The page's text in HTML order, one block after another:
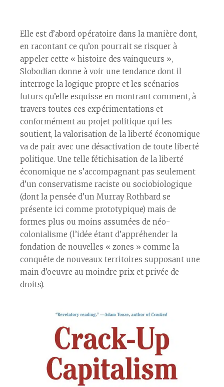
Elle est d’abord opératoire dans la manière dont,
en racontant ce qu’on pourrait se risquer à
appeler cette « histoire des vainqueurs »,
Slobodian donne à voir une tendance dont il
interroge la logique propre et les scénarios
futurs qu’elle esquisse en montrant comment, à
travers toutes ces expérimentations et
conformément au projet politique qui les
soutient, la valorisation de la liberté économique
va de pair avec une désactivation de toute liberté
politique. Une telle fétichisation de la liberté
économique ne s’accompagnant pas seulement
d’un conservatisme raciste ou sociobiologique
(dont la pensée d’un Murray Rothbard se
présente ici comme prototypique) mais de
formes plus ou moins assumées de néo-
colonialisme (l’idée étant d’appréhender la
fondation de nouvelles « zones » comme la
conquête de nouveaux territoires supposant une
main d’oeuvre au moindre prix et privée de
droits).